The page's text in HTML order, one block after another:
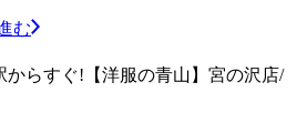
む
からすぐ!【洋服の青山】宮の沢店/